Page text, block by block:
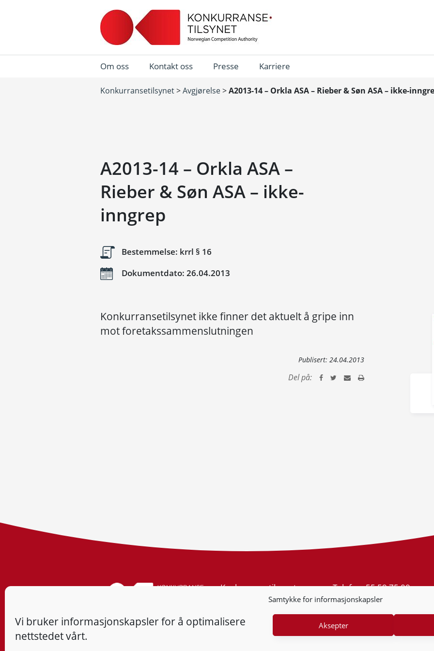
Samtykke for informasjonskapsler
Vi bruker informasjonskapsler for å optimalisere
nettstedet vårt.
Aksepter
Om oss Kontakt oss Presse Karriere
Konkurransetilsynet>Avgjørelse>A2013-14 – Orkla ASA – Rieber & Søn ASA – ikke-
A2013-14 – Orkla ASA –
Rieber & Søn ASA – ikke-
inngrep
Bestemmelse: krrl § 16
Dokumentdato: 26.04.2013
Konkurransetilsynet ikke finner det aktuelt å gripe inn
mot foretakssammenslutningen
Publisert: 24.04.2013
Del på:
Konkurransetilsynet
Postboks 439 Sentrum
Org.nr: 974 761 246
Telefon:55 59 75 00
E-post:post@kt.no
Nyhetsvarsel >>